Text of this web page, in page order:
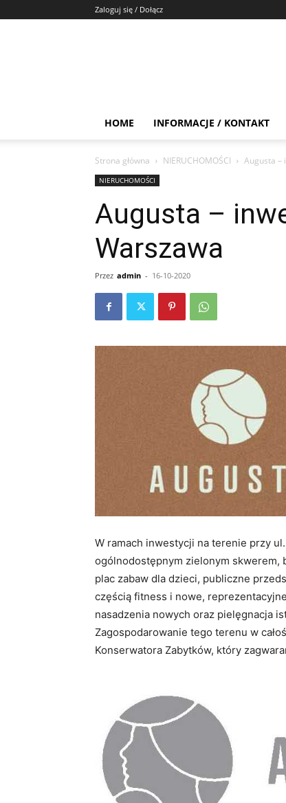
Zaloguj się / Dołącz
HOME INFORMACJE / KONTAKT
Strona główna NIERUCHOMOŚCI Augusta –
NIERUCHOMOŚCI
Augusta –
Warszawa
Przez admin - 16-10-2020
W ramach inwestycji na terenie przy
ogólnodostępnym zielonym skwerem,
plac zabaw dla dzieci, publiczne
częścią fitness i nowe,
nasadzenia nowych oraz pielęgnacja
Zagospodarowanie tego terenu w
Konserwatora Zabytków, który